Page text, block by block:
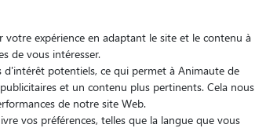
votre expérience en adaptant le site et le contenu à
de vous intéresser.
d'intérêt potentiels, ce qui permet à Animaute de
et un contenu plus pertinents. Cela nous
de notre site Web.
vos préférences, telles que la langue que vous